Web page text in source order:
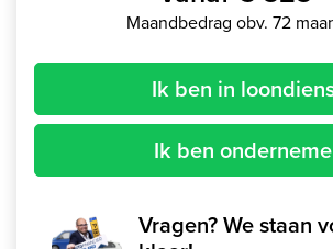
Maandbedrag obv. 72
Ik ben in
Ik ben
Vragen? We staan